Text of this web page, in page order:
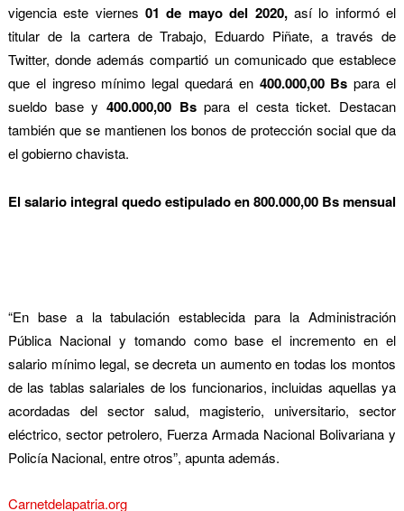
vigencia este viernes 01 de mayo del 2020, así lo informó el
titular de la cartera de Trabajo, Eduardo Piñate, a través de
Twitter, donde además compartió un comunicado que establece
que el ingreso mínimo legal quedará en 400.000,00 Bs para el
sueldo base y 400.000,00 Bs para el cesta ticket. Destacan
también que se mantienen los bonos de protección social que da
el gobierno chavista.
El salario integral quedo estipulado en 800.000,00 Bs mensual
“En base a la tabulación establecida para la Administración
Pública Nacional y tomando como base el incremento en el
salario mínimo legal, se decreta un aumento en todas los montos
de las tablas salariales de los funcionarios, incluidas aquellas ya
acordadas del sector salud, magisterio, universitario, sector
eléctrico, sector petrolero, Fuerza Armada Nacional Bolivariana y
Policía Nacional, entre otros”, apunta además.
Carnetdelapatria.org